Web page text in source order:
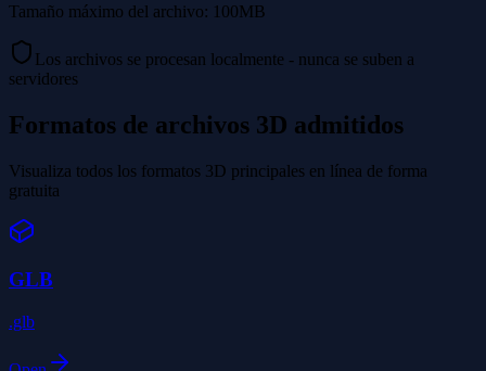
Tamaño máximo del archivo: 100MB
Los archivos se procesan localmente - nunca se suben a
servidores
Formatos de archivos 3D admitidos
Visualiza todos los formatos 3D principales en línea de forma
gratuita
GLB
.glb